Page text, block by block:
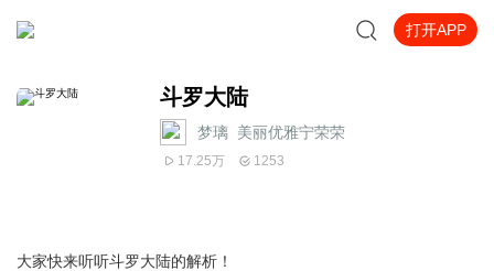
打开APP
斗罗大陆
梦璃_美丽优雅宁荣荣
17.25万 1253
大家快来听听斗罗大陆的解析！